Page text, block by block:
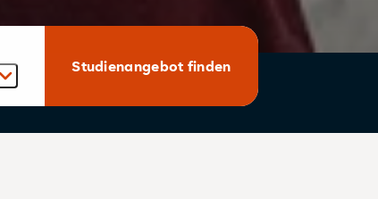
Studienangebot finden